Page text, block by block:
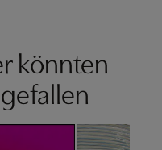
könnten